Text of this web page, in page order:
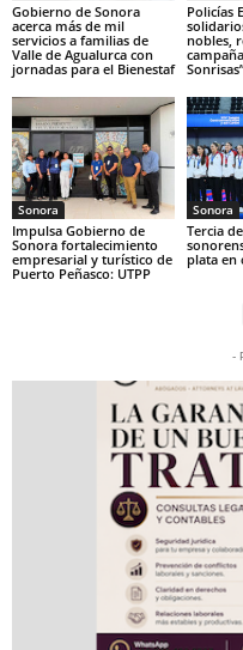
Gobierno de Sonora
acerca más de mil
servicios a familias de
Valle de Agualurca con
jornadas para el Bienestaf
Policías
nobles,
Sonrisas”
Sonora
Impulsa Gobierno de
Sonora fortalecimiento
empresarial y turístico de
Puerto Peñasco: UTPP
Sonora
Tercia
plata en
-